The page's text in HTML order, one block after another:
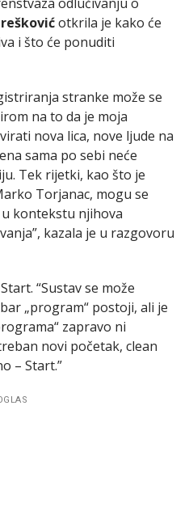
otkrila je kako će
i što će ponuditi
stranke može se
na to da je moja
nova lica, nove ljude na
sama po sebi neće
Tek rijetki, kao što je
Torjanac, mogu se
kontekstu njihova
kazala je u razgovoru
“Sustav se može
„program“ postoji, ali je
zapravo ni
novi početak, clean
– Start.”